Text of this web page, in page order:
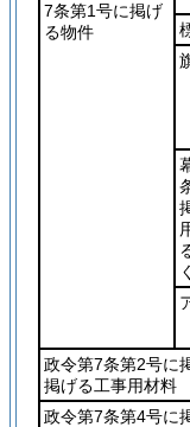
7条第1号に掲げ
る物件
政令第7条第2号に
掲げる工事用材料
政令第7条第4号に